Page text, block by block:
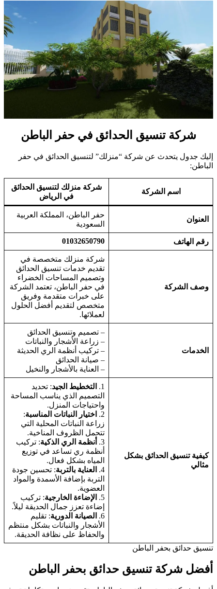
شركة تنسيق الحدائق في حفر الباطن
إليك جدول يتحدث عن شركة “منزلك” لتنسيق الحدائق في حفر
الباطن:
اسم الشركة
شركة منزلك لتنسيق الحدائق
في الرياض
العنوان
حفر الباطن، المملكة العربية
السعودية
رقم الهاتف 01032650790
وصف الشركة
شركة منزلك متخصصة في
تقديم خدمات تنسيق الحدائق
وتصميم المساحات الخضراء
في حفر الباطن، تعتمد الشركة
على خبرات متقدمة وفريق
متخصص لتقديم أفضل الحلول
لعملائها.
الخدمات
– تصميم وتنسيق الحدائق
– زراعة الأشجار والنباتات
– تركيب أنظمة الري الحديثة
– صيانة الحدائق
– العناية بالأشجار والنخيل
كيفية تنسيق الحدائق بشكل
مثالي
1. التخطيط الجيد: تحديد
التصميم الذي يناسب المساحة
واحتياجات المنزل.
2.
اختيار النباتات المناسبة:
زراعة النباتات المحلية التي
تتحمل الظروف المناخية.
3.
أنظمة الري الذكية: تركيب
أنظمة ري تساعد في توزيع
المياه بشكل فعال.
4.
العناية بالتربة: تحسين جودة
التربة بإضافة الأسمدة والمواد
العضوية.
5.
الإضاءة الخارجية: تركيب
إضاءة تعزز جمال الحديقة ليلاً.
6.
الصيانة الدورية: تقليم
الأشجار والنباتات بشكل منتظم
والحفاظ على نظافة الحديقة.
تنسيق حدائق بحفر الباطن
أفضل شركة تنسيق حدائق بحفر الباطن